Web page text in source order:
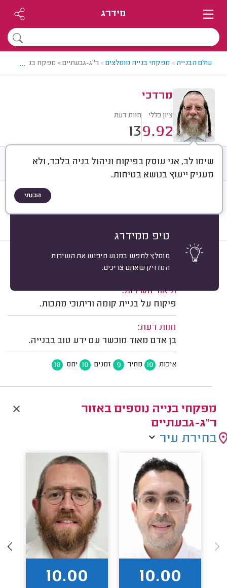
מידרג
עולם הבנייה > מפקחי בנייה מומלצים> ר"ג-גבעתיים > מפקח בנייה
...
מרדכי
ציון כללי
9.92
חוות דעת
13
שימו לב, אני עוסק בפיקוח וניהול בניה בלבד, ולא
מעניק ייעוץ בנושא בטיחות.
הבנתי
טיפ ממידרג
מומלץ לחפש במנוע חיפוש את השירות
המדויק שאתם צריכים.
חוות דעת ממוצע רישוי ותעודות
שלמה רוט, בני ברק.
משוב: 26/12/2024
תיאור השירות:
פיקוח על בניית קומה וריתוכי מתכות.
חוות דעת:
בן אדם מאוד מוכשר עם ידע טוב בבנייה.
איכות 10 מחיר 9 זמנים 10 יחס 10
10
מפקחי בנייה נוספים באזור
ר"ג-גבעתיים
בחירת עיר
10.00
10.00